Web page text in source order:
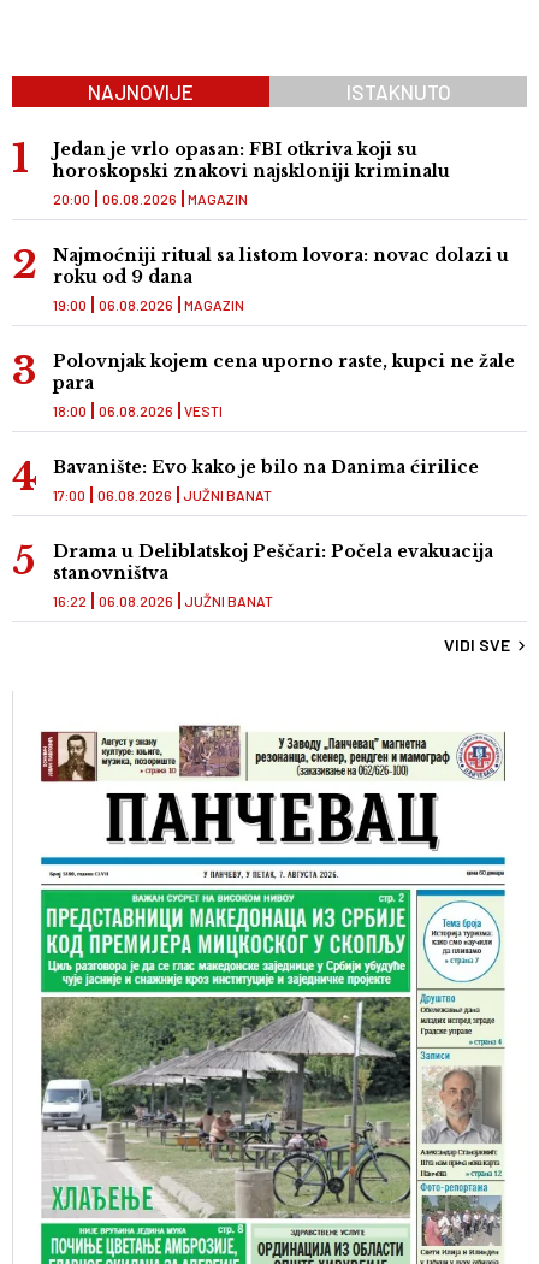
NAJNOVIJE ISTAKNUTO
Jedan je vrlo opasan: FBI otkriva koji su
horoskopski znakovi najskloniji kriminalu
MAGAZIN
20:00 06.08.2026
Najmoćniji ritual sa listom lovora: novac dolazi u
roku od 9 dana
MAGAZIN
19:00 06.08.2026
Polovnjak kojem cena uporno raste, kupci ne žale
para
VESTI
18:00 06.08.2026
Bavanište: Evo kako je bilo na Danima ćirilice
JUŽNI BANAT
17:00 06.08.2026
Drama u Deliblatskoj Peščari: Počela evakuacija
stanovništva
JUŽNI BANAT
16:22 06.08.2026
VIDI SVE